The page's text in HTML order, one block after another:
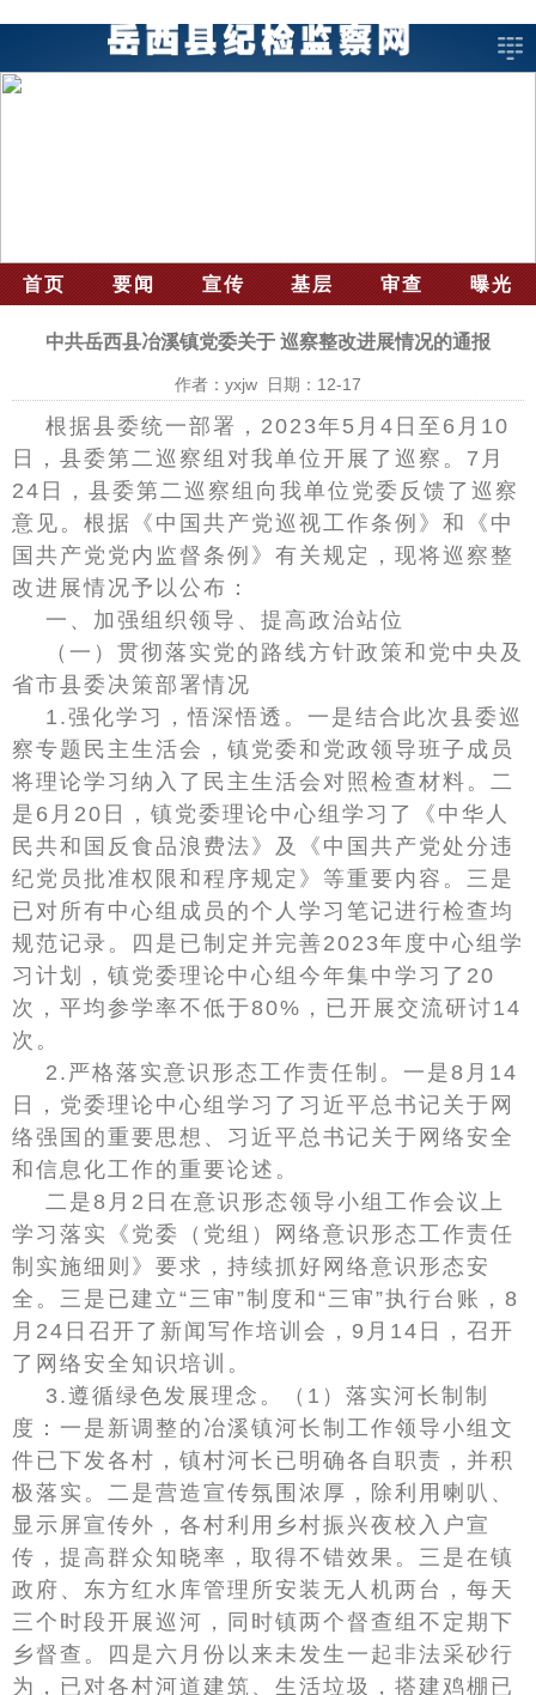
首页 要闻 宣传 基层 审查 曝光
中共岳西县冶溪镇党委关于 巡察整改进展情况的通报
作者：yxjw 日期：12-17
根据县委统一部署，2023年5月4日至6月10
日，县委第二巡察组对我单位开展了巡察。7月
24日，县委第二巡察组向我单位党委反馈了巡察
意见。根据《中国共产党巡视工作条例》和《中
国共产党党内监督条例》有关规定，现将巡察整
改进展情况予以公布：
一、加强组织领导、提高政治站位
（一）贯彻落实党的路线方针政策和党中央及
省市县委决策部署情况
1.强化学习，悟深悟透。一是结合此次县委巡
察专题民主生活会，镇党委和党政领导班子成员
将理论学习纳入了民主生活会对照检查材料。二
是6月20日，镇党委理论中心组学习了《中华人
民共和国反食品浪费法》及《中国共产党处分违
纪党员批准权限和程序规定》等重要内容。三是
已对所有中心组成员的个人学习笔记进行检查均
规范记录。四是已制定并完善2023年度中心组学
习计划，镇党委理论中心组今年集中学习了20
次，平均参学率不低于80%，已开展交流研讨14
次。
2.严格落实意识形态工作责任制。一是8月14
日，党委理论中心组学习了习近平总书记关于网
络强国的重要思想、习近平总书记关于网络安全
和信息化工作的重要论述。
二是8月2日在意识形态领导小组工作会议上
学习落实《党委（党组）网络意识形态工作责任
制实施细则》要求，持续抓好网络意识形态安
全。三是已建立“三审”制度和“三审”执行台账，8
月24日召开了新闻写作培训会，9月14日，召开
了网络安全知识培训。
3.遵循绿色发展理念。（1）落实河长制制
度：一是新调整的冶溪镇河长制工作领导小组文
件已下发各村，镇村河长已明确各自职责，并积
极落实。二是营造宣传氛围浓厚，除利用喇叭、
显示屏宣传外，各村利用乡村振兴夜校入户宣
传，提高群众知晓率，取得不错效果。三是在镇
政府、东方红水库管理所安装无人机两台，每天
三个时段开展巡河，同时镇两个督查组不定期下
乡督查。四是六月份以来未发生一起非法采砂行
为，已对各村河道建筑、生活垃圾，搭建鸡棚已